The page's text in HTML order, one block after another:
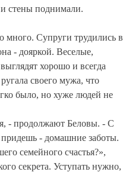
и стены поднимали.
много. Супруги трудились в
- дояркой. Веселые,
хорошо и всегда
своего мужа, что
было, но хуже людей не
- продолжают Беловы. - С
придешь - домашние заботы.
семейного счастья?»,
секрета. Уступать нужно,